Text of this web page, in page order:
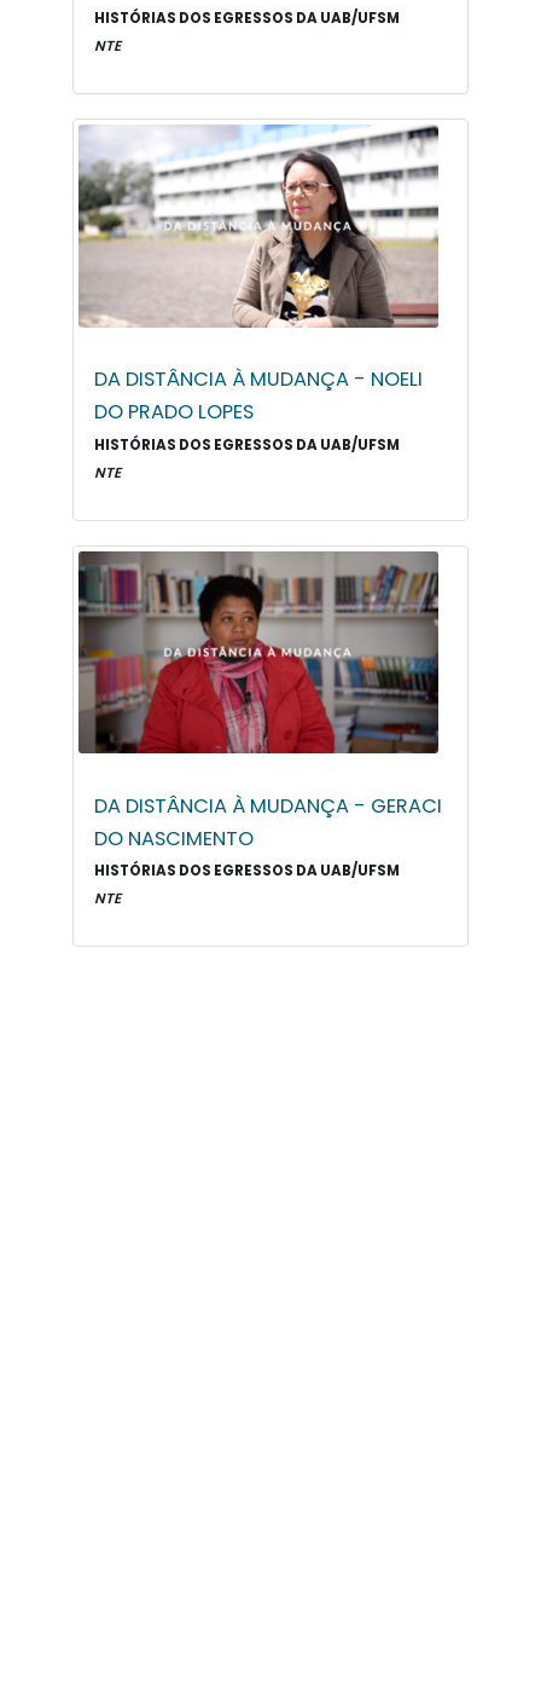
HISTÓRIAS DOS EGRESSOS DA UAB/UFSM
NTE
DA DISTÂNCIA À MUDANÇA - NOELI
DO PRADO LOPES
HISTÓRIAS DOS EGRESSOS DA UAB/UFSM
NTE
DA DISTÂNCIA À MUDANÇA - GERACI
DO NASCIMENTO
HISTÓRIAS DOS EGRESSOS DA UAB/UFSM
NTE